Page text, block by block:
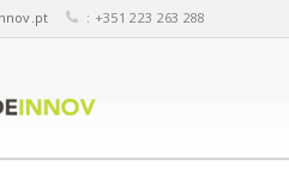
: +351 223 263 288